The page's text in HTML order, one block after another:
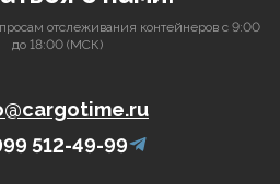
отслеживания контейнеров с 9:00
до 18:00 (МСК)
512-49-99